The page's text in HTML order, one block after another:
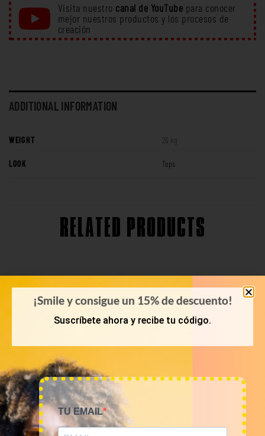
Visita nuestro canal de YouTube para conocer
mejor nuestros productos y los procesos de
creación
ADDITIONAL INFORMATION
WEIGHT 26 kg
LOOK Tops
RELATED PRODUCTS
¡Smile y consigue un 15% de descuento!
Suscríbete ahora y recibe tu código.
TU EMAIL